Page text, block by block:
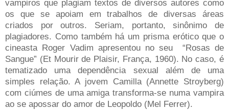
vampiros que plagiam textos de diversos autores como
os que se apoiam em trabalhos de diversas áreas
criados por outros. Seriam, portanto, sinônimo de
plagiadores. Como também há um prisma erótico que o
cineasta Roger Vadim apresentou no seu “Rosas de
Sangue” (Et Mourir de Plaisir, França, 1960). No caso, é
tematizado uma dependência sexual além de uma
simples relação. A jovem Camilla (Annette Stroyberg)
com ciúmes de uma amiga transforma-se numa vampira
ao se apossar do amor de Leopoldo (Mel Ferrer).